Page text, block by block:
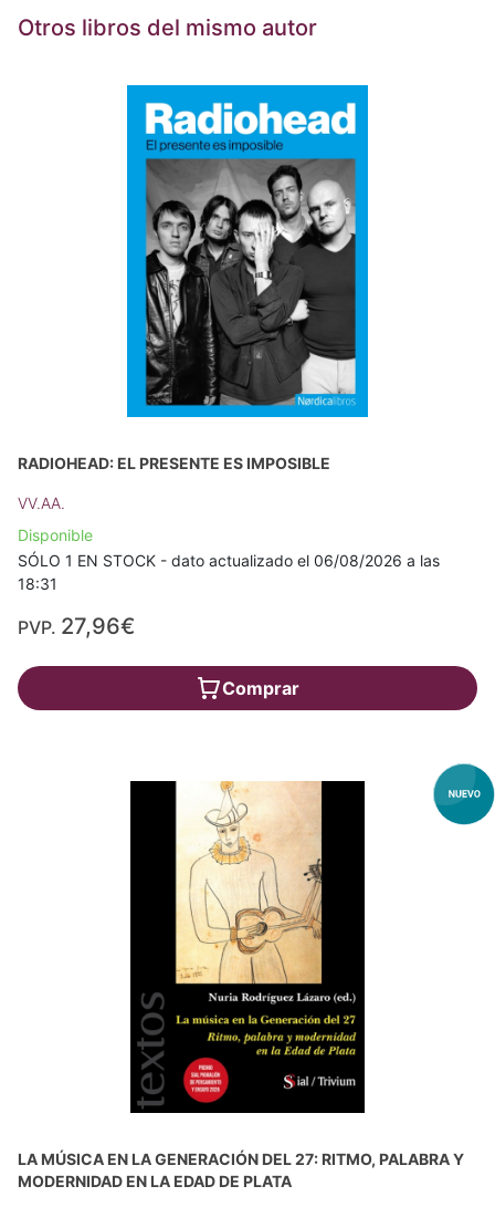
Otros libros del mismo autor
RADIOHEAD: EL PRESENTE ES IMPOSIBLE
VV.AA.
Disponible
SÓLO 1 EN STOCK - dato actualizado el 06/08/2026 a las
18:31
PVP. 27,96€
Comprar
LA MÚSICA EN LA GENERACIÓN DEL 27: RITMO, PALABRA Y
MODERNIDAD EN LA EDAD DE PLATA